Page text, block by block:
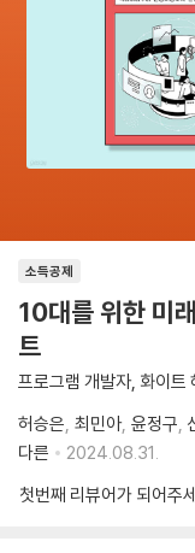
소득공제
10대를 위한 미
트
프로그램 개발자, 화이트
허승은 최민아 윤정구
다른
2024.08.31.
첫번째 리뷰어가 되어주